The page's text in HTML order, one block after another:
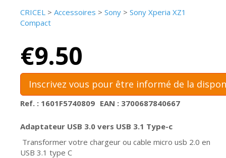
CRICEL > Accessoires > Sony > Sony Xperia XZ1
Compact
€9.50
Inscrivez vous pour être informé de la
Ref. : 1601F5740809 EAN : 3700687840667
Adaptateur USB 3.0 vers USB 3.1 Type-c
Transformer votre chargeur ou cable micro usb 2.0 en
USB 3.1 type C